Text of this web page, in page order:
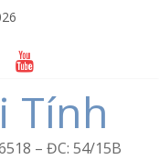
Tạo
phòng cấp tốc
văn phòng cấp tốc
Tính
– ĐC: 54/15B